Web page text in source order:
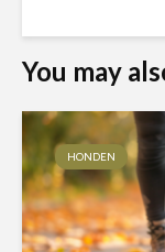
You may
HONDEN